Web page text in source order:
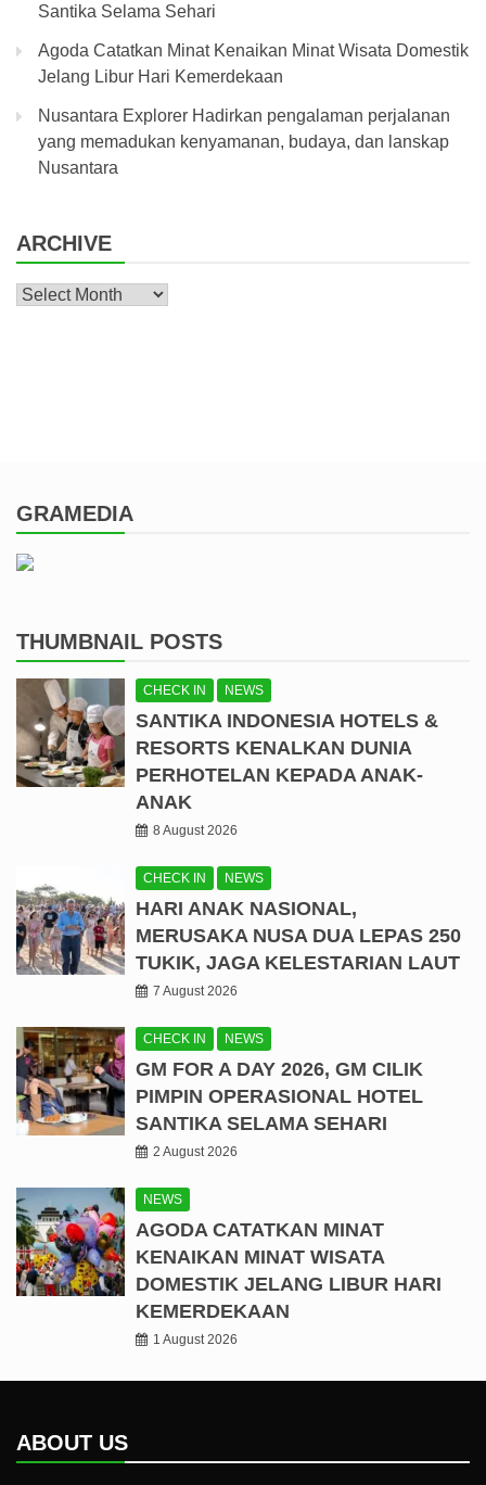
Santika Selama Sehari
Agoda Catatkan Minat Kenaikan Minat Wisata Domestik
Jelang Libur Hari Kemerdekaan
Nusantara Explorer Hadirkan pengalaman perjalanan
yang memadukan kenyamanan, budaya, dan lanskap
Nusantara
ARCHIVE
Archive
GRAMEDIA
THUMBNAIL POSTS
CHECK IN NEWS
SANTIKA INDONESIA HOTELS &
RESORTS KENALKAN DUNIA
PERHOTELAN KEPADA ANAK-
ANAK
8 August 2026
CHECK IN NEWS
HARI ANAK NASIONAL,
MERUSAKA NUSA DUA LEPAS 250
TUKIK, JAGA KELESTARIAN LAUT
7 August 2026
CHECK IN NEWS
GM FOR A DAY 2026, GM CILIK
PIMPIN OPERASIONAL HOTEL
SANTIKA SELAMA SEHARI
2 August 2026
NEWS
AGODA CATATKAN MINAT
KENAIKAN MINAT WISATA
DOMESTIK JELANG LIBUR HARI
KEMERDEKAAN
1 August 2026
ABOUT US